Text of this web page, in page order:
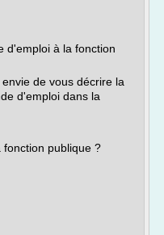
d'emploi à la fonction
de vous décrire la
d'emploi dans la
fonction publique ?